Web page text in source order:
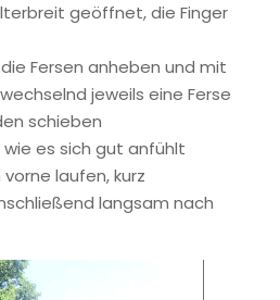
geöffnet, die Finger
Fersen anheben und mit
jeweils eine Ferse
schieben
es sich gut anfühlt
laufen, kurz
langsam nach